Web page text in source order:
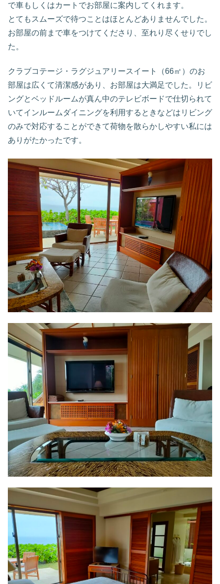
で車もしくはカートでお部屋に案内してくれます。
とてもスムーズで待つことはほとんどありませんでした。
お部屋の前まで車をつけてくださり、至れり尽くせりでし
た。
クラブコテージ・ラグジュアリースイート（66㎡）のお
部屋は広くて清潔感があり、お部屋は大満足でした。リビ
ングとベッドルームが真ん中のテレビボードで仕切られて
いてインルームダイニングを利用するときなどはリビング
のみで対応することができて荷物を散らかしやすい私には
ありがたかったです。